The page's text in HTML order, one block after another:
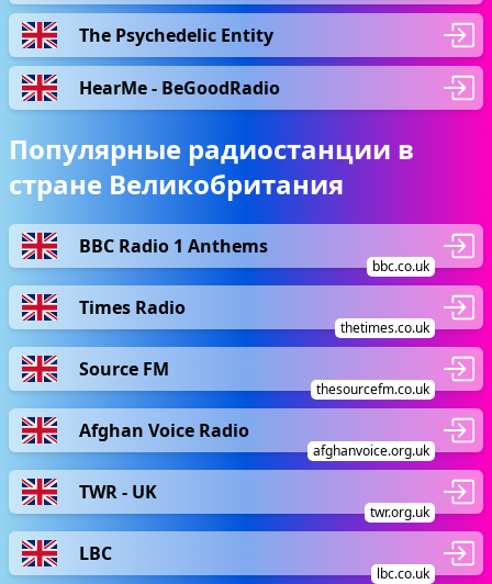
The Psychedelic Entity
HearMe - BeGoodRadio
Популярные радиостанции в
стране Великобритания
BBC Radio 1 Anthems
bbc.co.uk
Times Radio
thetimes.co.uk
Source FM
thesourcefm.co.uk
Afghan Voice Radio
afghanvoice.org.uk
TWR - UK
twr.org.uk
LBC
lbc.co.uk